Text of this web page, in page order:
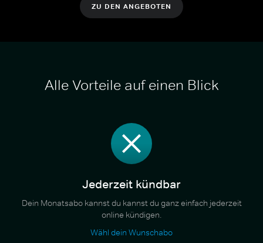
ZU DEN ANGEBOTEN
Alle Vorteile auf einen Blick
Jederzeit kündbar
Dein Monatsabo kannst du kannst du ganz einfach jederzeit
online kündigen.
Wähl dein Wunschabo